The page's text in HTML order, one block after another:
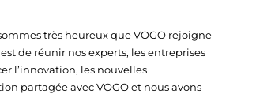
très heureux que VOGO rejoigne
de réunir nos experts, les entreprises
l’innovation, les nouvelles
partagée avec VOGO et nous avons